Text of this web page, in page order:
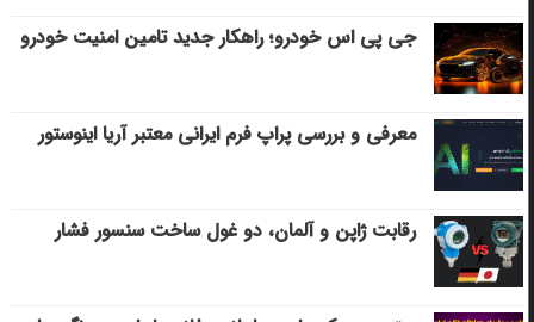
جی پی اس خودرو؛ راهکار جدید تامین امنیت خودرو
معرفی و بررسی پراپ فرم ایرانی معتبر آریا اینوستور
رقابت ژاپن و آلمان، دو غول ساخت سنسور فشار